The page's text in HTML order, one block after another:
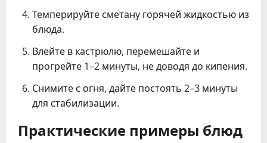
Темперируйте сметану горячей жидкостью из
блюда.
Влейте в кастрюлю, перемешайте и
прогрейте 1–2 минуты, не доводя до кипения.
Снимите с огня, дайте постоять 2–3 минуты
для стабилизации.
Практические примеры блюд